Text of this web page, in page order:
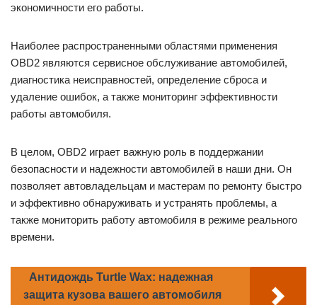
экономичности его работы.
Наиболее распространенными областями применения
OBD2 являются сервисное обслуживание автомобилей,
диагностика неисправностей, определение сброса и
удаление ошибок, а также мониторинг эффективности
работы автомобиля.
В целом, OBD2 играет важную роль в поддержании
безопасности и надежности автомобилей в наши дни. Он
позволяет автовладельцам и мастерам по ремонту быстро
и эффективно обнаруживать и устранять проблемы, а
также мониторить работу автомобиля в режиме реального
времени.
Антидождь Turtle Wax: надежная
защита кузова вашего автомобиля